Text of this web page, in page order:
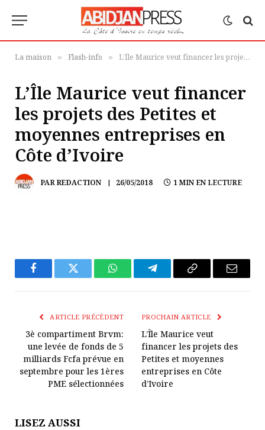
La maison » Flash-info » L’Île Maurice veut financer les projets des Petites et moyennes entreprises en Côte d’Ivoire
L’Île Maurice veut financer
les projets des Petites et
moyennes entreprises en
Côte d’Ivoire
PARREDACTION 26/05/2018 1 MIN EN LECTURE
FacebookTwitter WhatsAppTélégrammeCopier
Lien
E-
ARTICLE PRÉCÉDENT
3è compartiment Brvm:
une levée de fonds de 5
milliards Fcfa prévue en
septembre pour les 1ères
PME sélectionnées
PROCHAIN ARTICLE
L’Île Maurice veut
financer les projets des
Petites et moyennes
entreprises en Côte
d’Ivoire
LISEZ AUSSI